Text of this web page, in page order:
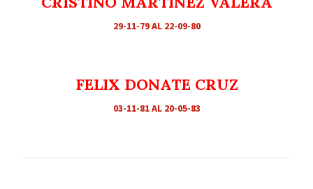
29-11-79 AL 22-09-80
FELIX DONATE CRUZ
03-11-81 AL 20-05-83